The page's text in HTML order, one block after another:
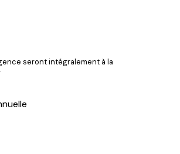
seront intégralement à la